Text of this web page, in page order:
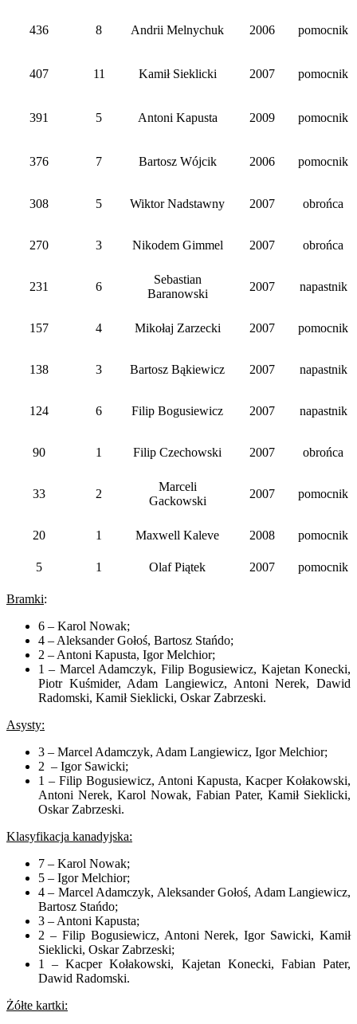
436 8 Andrii Melnychuk 2006 pomocnik
407 11 Kamił Sieklicki 2007 pomocnik
391 5 Antoni Kapusta 2009 pomocnik
376 7 Bartosz Wójcik 2006 pomocnik
308 5 Wiktor Nadstawny 2007 obrońca
270 3 Nikodem Gimmel 2007 obrońca
231 6
Sebastian
Baranowski
2007 napastnik
157 4 Mikołaj Zarzecki 2007 pomocnik
138 3 Bartosz Bąkiewicz 2007 napastnik
124 6 Filip Bogusiewicz 2007 napastnik
90 1 Filip Czechowski 2007 obrońca
33 2
Marceli
Gackowski
2007 pomocnik
20 1 Maxwell Kaleve 2008 pomocnik
5 1 Olaf Piątek 2007 pomocnik
Bramki:
6 – Karol Nowak;
4 – Aleksander Gołoś, Bartosz Stańdo;
2 – Antoni Kapusta, Igor Melchior;
1 – Marcel Adamczyk, Filip Bogusiewicz, Kajetan Konecki,
Piotr Kuśmider, Adam Langiewicz, Antoni Nerek, Dawid
Radomski, Kamił Sieklicki, Oskar Zabrzeski.
Asysty:
3 – Marcel Adamczyk, Adam Langiewicz, Igor Melchior;
2 – Igor Sawicki;
1 – Filip Bogusiewicz, Antoni Kapusta, Kacper Kołakowski,
Antoni Nerek, Karol Nowak, Fabian Pater, Kamił Sieklicki,
Oskar Zabrzeski.
Klasyfikacja kanadyjska:
7 – Karol Nowak;
5 – Igor Melchior;
4 – Marcel Adamczyk, Aleksander Gołoś, Adam Langiewicz,
Bartosz Stańdo;
3 – Antoni Kapusta;
2 – Filip Bogusiewicz, Antoni Nerek, Igor Sawicki, Kamił
Sieklicki, Oskar Zabrzeski;
1 – Kacper Kołakowski, Kajetan Konecki, Fabian Pater,
Dawid Radomski.
Żółte kartki: